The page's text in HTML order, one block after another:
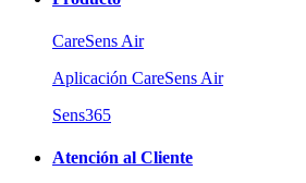
CareSens Air
Aplicación CareSens Air
Sens365
Atención al Cliente